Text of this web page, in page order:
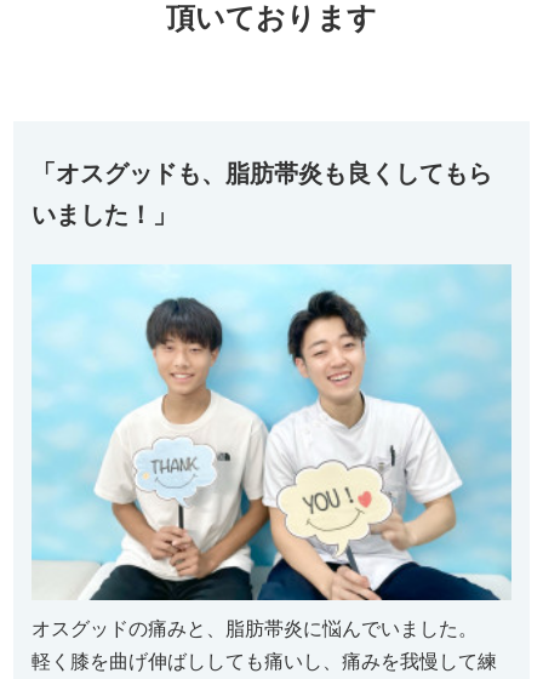
頂いております
「オスグッドも、脂肪帯炎も良くしてもら
いました！」
オスグッドの痛みと、脂肪帯炎に悩んでいました。
軽く膝を曲げ伸ばししても痛いし、痛みを我慢して練